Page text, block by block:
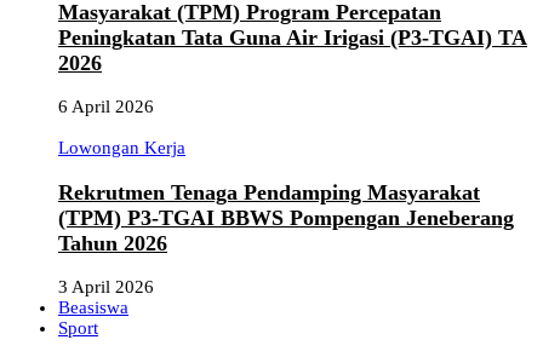
Masyarakat (TPM) Program Percepatan
Peningkatan Tata Guna Air Irigasi (P3-TGAI) TA
2026
6 April 2026
Lowongan Kerja
Rekrutmen Tenaga Pendamping Masyarakat
(TPM) P3-TGAI BBWS Pompengan Jeneberang
Tahun 2026
3 April 2026
Beasiswa
Sport